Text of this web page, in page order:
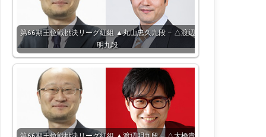
第66期王位戦挑決リーグ紅組 ▲丸山忠久九段 – △渡辺
明九段